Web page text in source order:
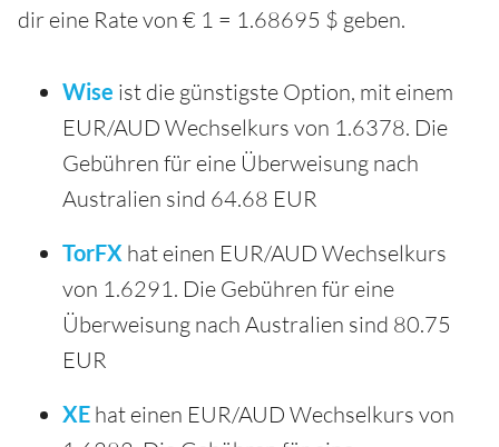
dir eine Rate von € 1 = 1.68695 $ geben.
Wise ist die günstigste Option, mit einem
EUR/AUD Wechselkurs von 1.6378. Die
Gebühren für eine Überweisung nach
Australien sind 64.68 EUR
TorFX hat einen EUR/AUD Wechselkurs
von 1.6291. Die Gebühren für eine
Überweisung nach Australien sind 80.75
EUR
XE hat einen EUR/AUD Wechselkurs von